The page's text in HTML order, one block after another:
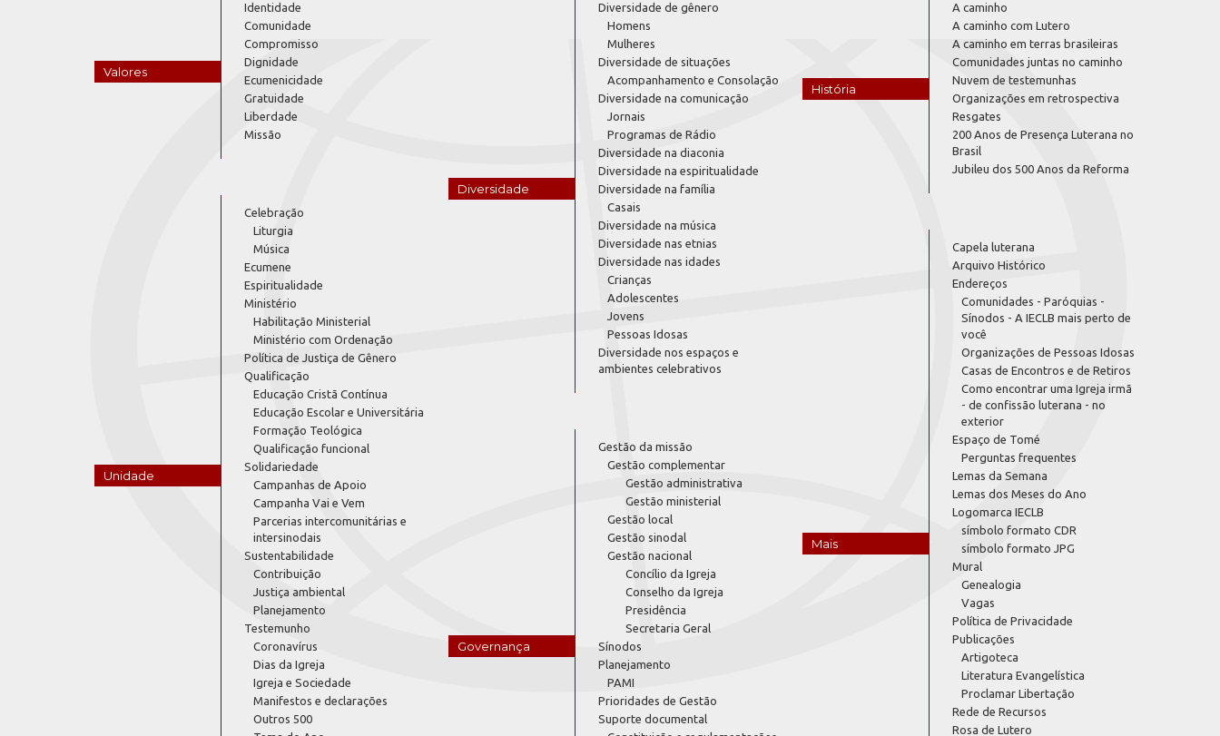
Valores
Identidade
Comunidade
Compromisso
Dignidade
Ecumenicidade
Gratuidade
Liberdade
Missão
Unidade
Celebração
Liturgia
Música
Ecumene
Espiritualidade
Ministério
Habilitação Ministerial
Ministério com Ordenação
Política de Justiça de Gênero
Qualificação
Educação Cristã Contínua
Educação Escolar e Universitária
Formação Teológica
Qualificação funcional
Solidariedade
Campanhas de Apoio
Campanha Vai e Vem
Parcerias intercomunitárias e
intersinodais
Sustentabilidade
Contribuição
Justiça ambiental
Planejamento
Testemunho
Coronavírus
Dias da Igreja
Igreja e Sociedade
Manifestos e declarações
Outros 500
Diversidade
Diversidade de gênero
Homens
Mulheres
Diversidade de situações
Acompanhamento e Consolação
Diversidade na comunicação
Jornais
Programas de Rádio
Diversidade na diaconia
Diversidade na espiritualidade
Diversidade na família
Casais
Diversidade na música
Diversidade nas etnias
Diversidade nas idades
Crianças
Adolescentes
Jovens
Pessoas Idosas
Diversidade nos espaços e
ambientes celebrativos
Governança
Gestão da missão
Gestão complementar
Gestão administrativa
Gestão ministerial
Gestão local
Gestão sinodal
Gestão nacional
Concílio da Igreja
Conselho da Igreja
Presidência
Secretaria Geral
Sínodos
Planejamento
PAMI
Prioridades de Gestão
Suporte documental
História
A caminho
A caminho com Lutero
A caminho em terras brasileiras
Comunidades juntas no caminho
Nuvem de testemunhas
Organizações em retrospectiva
Resgates
200 Anos de Presença Luterana no
Brasil
Jubileu dos 500 Anos da Reforma
Mais
Capela luterana
Arquivo Histórico
Endereços
Comunidades - Paróquias -
Sínodos - A IECLB mais perto de
você
Organizações de Pessoas Idosas
Casas de Encontros e de Retiros
Como encontrar uma Igreja irmã
- de confissão luterana - no
exterior
Espaço de Tomé
Perguntas frequentes
Lemas da Semana
Lemas dos Meses do Ano
Logomarca IECLB
símbolo formato CDR
símbolo formato JPG
Mural
Genealogia
Vagas
Política de Privacidade
Publicações
Artigoteca
Literatura Evangelística
Proclamar Libertação
Rede de Recursos
Rosa de Lutero